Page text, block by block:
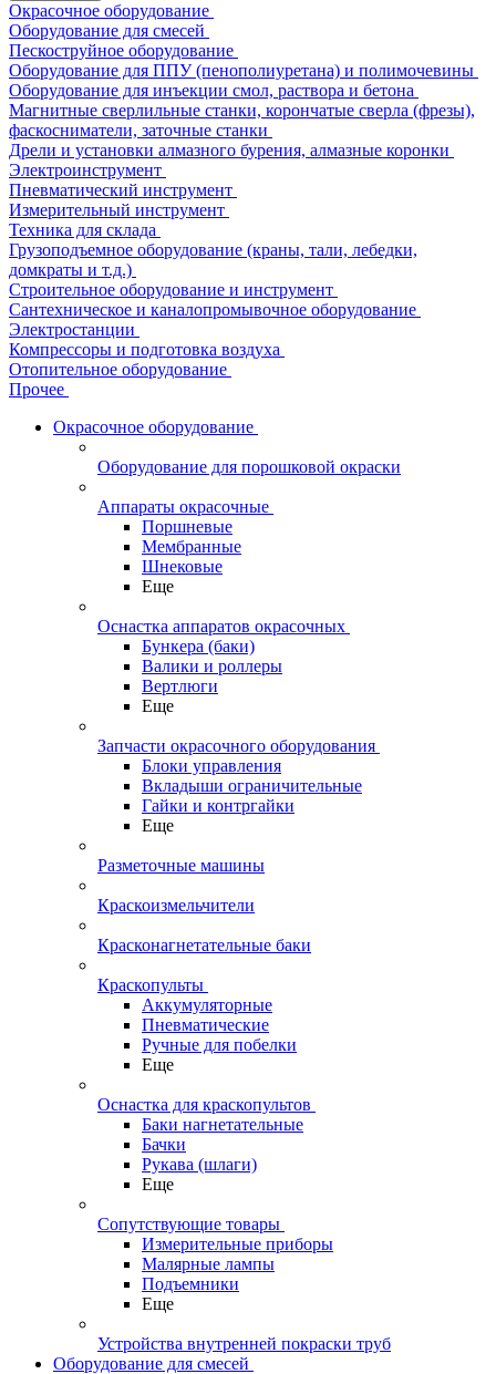
Окрасочное оборудование
Оборудование для смесей
Пескоструйное оборудование
Оборудование для ППУ (пенополиуретана) и полимочевины
Оборудование для инъекции смол, раствора и бетона
Магнитные сверлильные станки, корончатые сверла (фрезы),
фаскосниматели, заточные станки
Дрели и установки алмазного бурения, алмазные коронки
Электроинструмент
Пневматический инструмент
Измерительный инструмент
Техника для склада
Грузоподъемное оборудование (краны, тали, лебедки,
домкраты и т.д.)
Строительное оборудование и инструмент
Сантехническое и каналопромывочное оборудование
Электростанции
Компрессоры и подготовка воздуха
Отопительное оборудование
Прочее
Окрасочное оборудование
Оборудование для порошковой окраски
Аппараты окрасочные
Поршневые
Мембранные
Шнековые
Еще
Оснастка аппаратов окрасочных
Бункера (баки)
Валики и роллеры
Вертлюги
Еще
Запчасти окрасочного оборудования
Блоки управления
Вкладыши ограничительные
Гайки и контргайки
Еще
Разметочные машины
Краскоизмельчители
Красконагнетательные баки
Краскопульты
Аккумуляторные
Пневматические
Ручные для побелки
Еще
Оснастка для краскопультов
Баки нагнетательные
Бачки
Рукава (шлаги)
Еще
Сопутствующие товары
Измерительные приборы
Малярные лампы
Подъемники
Еще
Устройства внутренней покраски труб
Оборудование для смесей